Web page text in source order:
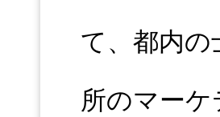
て、都内
所のマー